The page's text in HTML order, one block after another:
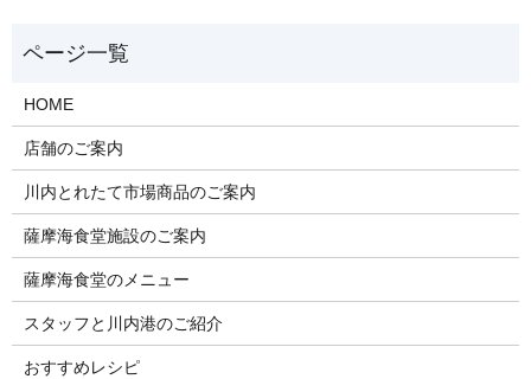
HOME
店舗のご案内
川内とれたて市場商品のご案内
薩摩海食堂施設のご案内
薩摩海食堂のメニュー
スタッフと川内港のご紹介
おすすめレシピ